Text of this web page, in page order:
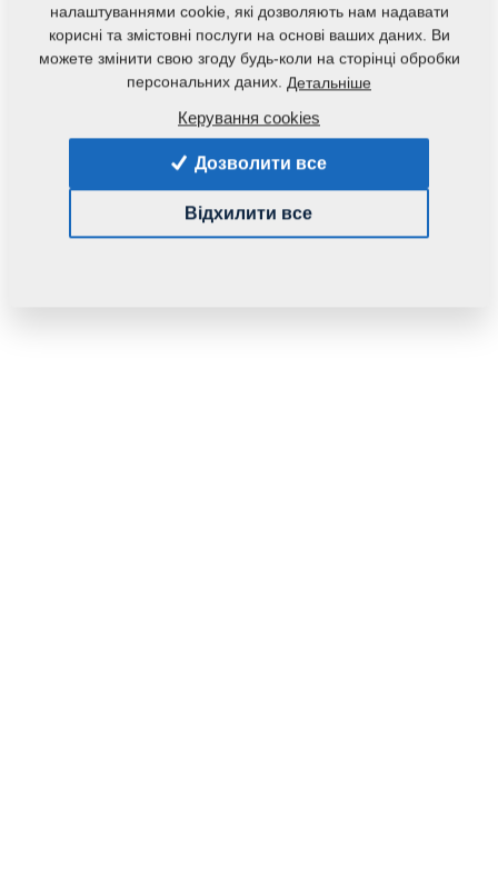
Код продукту: r00184
Перевірити наявність
з ПДВ
pc.:
налаштуваннями cookie, які дозволяють нам надавати
корисні та змістовні послуги на основі ваших даних. Ви
можете змінити свою згоду будь-коли на сторінці обробки
персональних даних. Детальніше
Керування cookies
Дозволити все
Відхилити все